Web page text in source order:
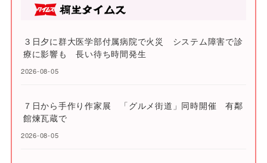
３日夕に群大医学部付属病院で火災 システム障害で診
療に影響も 長い待ち時間発生
2026-08-05
７日から手作り作家展 「グルメ街道」同時開催 有鄰
館煉瓦蔵で
2026-08-05